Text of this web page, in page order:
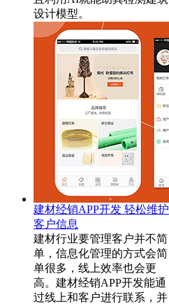
设计模型。
建材经销APP开发 轻松维护
客户信息
建材行业要管理客户并不简
单，信息化管理的方式会简
单很多，线上效率也会更
高。建材经销APP开发能通
过线上和客户进行联系，并